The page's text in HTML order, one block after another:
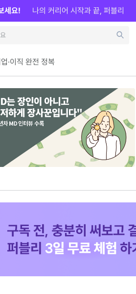
·이직 완전 정복
세요! 나의 커리어 시작과 끝, 퍼블리